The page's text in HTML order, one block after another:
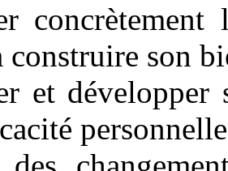
construire son
et développer
personnelle